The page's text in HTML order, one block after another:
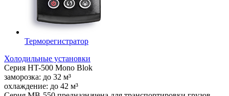
Терморегистратор
Холодильные установки
Серия HT-500 Mono Blok
заморозка: до 32 м³
охлаждение: до 42 м³